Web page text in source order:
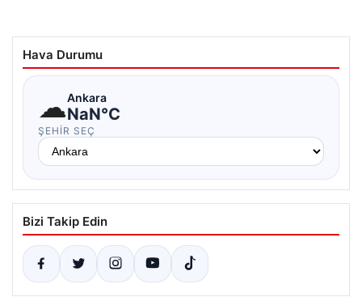
Hava Durumu
☁Ankara
NaN°C
ŞEHIR SEÇ
Bizi Takip Edin